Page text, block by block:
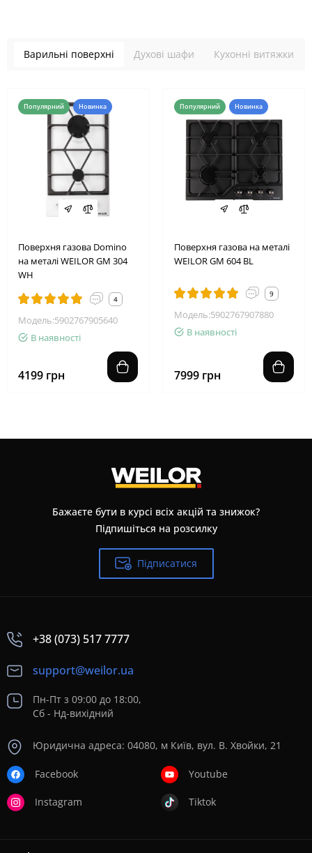
Варильні поверхні Духові шафи Кухонні витяжки
Популярний Новинка
Поверхня газова Domino
на металі WEILOR GM 304
WH
4
Модель:5902767905640
В наявності
4199 грн
Популярний Новинка
Поверхня газова на металі
WEILOR GM 604 BL
9
Модель:5902767907880
В наявності
7999 грн
Бажаєте бути в курсі всіх акцій та знижок?
Підпишіться на розсилку
Підписатися
+38 (073) 517 7777
support@weilor.ua
Пн-Пт з 09:00 до 18:00,
Сб - Нд-вихідний
Юридична адреса: 04080, м Київ, вул. В. Хвойки, 21
Facebook
Instagram
Youtube
Tiktok